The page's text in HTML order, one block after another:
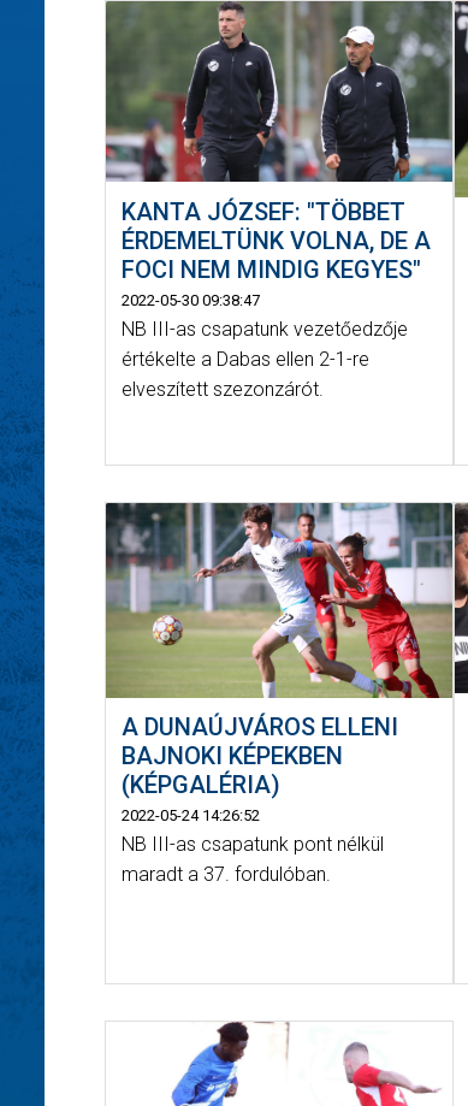
KANTA JÓZSEF: "TÖBBET
ÉRDEMELTÜNK VOLNA, DE A
FOCI NEM MINDIG KEGYES"
2022-05-30 09:38:47
NB III-as csapatunk vezetőedzője
értékelte a Dabas ellen 2-1-re
elveszített szezonzárót.
A DUNAÚJVÁROS ELLENI
BAJNOKI KÉPEKBEN
(KÉPGALÉRIA)
2022-05-24 14:26:52
NB III-as csapatunk pont nélkül
maradt a 37. fordulóban.